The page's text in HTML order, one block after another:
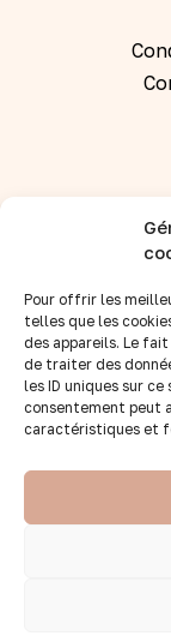
Pour offrir les
telles que les
des appareils. Le
de traiter des
les ID uniques sur
consentement peut
caractéristiques et